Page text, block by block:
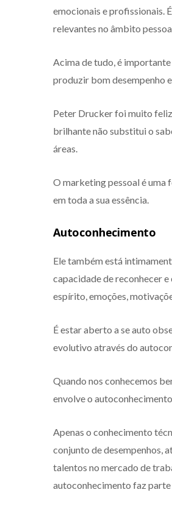
emocionais e profissionais.
relevantes no âmbito
Acima de tudo, é
produzir bom desempenho
Peter Drucker foi muito feliz
brilhante não substitui o
áreas.
O marketing pessoal é uma
em toda a sua essência.
Autoconhecimento
Ele também está
capacidade de reconhecer
espírito, emoções,
É estar aberto a se auto
evolutivo através do
Quando nos conhecemos
envolve o
Apenas o conhecimento
conjunto de desempenhos,
talentos no mercado de
autoconhecimento faz